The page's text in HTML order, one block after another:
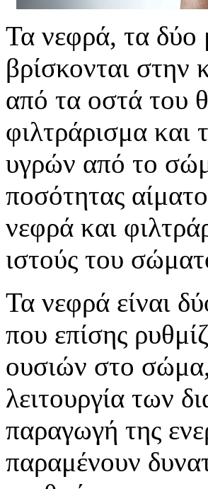
Τα νεφρά, τα δύο
βρίσκονται στην
από τα οστά του
φιλτράρισμα και
υγρών από το
ποσότητας
νεφρά και
ιστούς του
Τα νεφρά είναι
που επίσης
ουσιών στο
λειτουργία των
παραγωγή της
παραμένουν